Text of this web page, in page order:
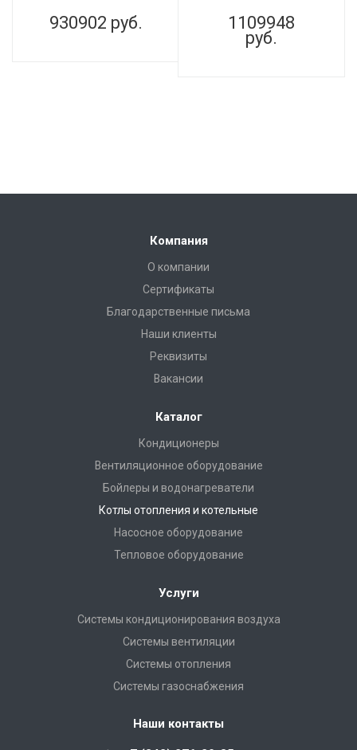
930902 руб. 1109948
руб.
Компания
О компании
Сертификаты
Благодарственные письма
Наши клиенты
Реквизиты
Вакансии
Каталог
Кондиционеры
Вентиляционное оборудование
Бойлеры и водонагреватели
Котлы отопления и котельные
Насосное оборудование
Тепловое оборудование
Услуги
Системы кондиционирования воздуха
Системы вентиляции
Системы отопления
Системы газоснабжения
Наши контакты